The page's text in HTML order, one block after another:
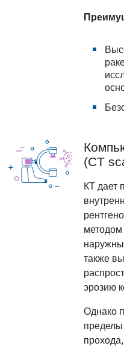
(CT
КТ дает
методом
также
эрозию
Однако
пределы